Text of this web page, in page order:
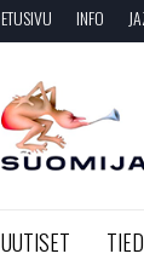
ETUSIVU INFO
SuomiJazz.com
UUTISET